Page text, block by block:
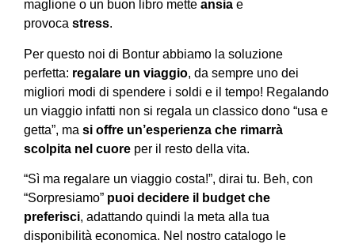
maglione o un buon libro mette ansia e
provoca stress.
Per questo noi di Bontur abbiamo la soluzione
perfetta: regalare un viaggio, da sempre uno dei
migliori modi di spendere i soldi e il tempo! Regalando
un viaggio infatti non si regala un classico dono “usa e
getta”, ma si offre un’esperienza che rimarrà
scolpita nel cuore per il resto della vita.
“Sì ma regalare un viaggio costa!”, dirai tu. Beh, con
“Sorpresiamo” puoi decidere il budget che
preferisci, adattando quindi la meta alla tua
disponibilità economica. Nel nostro catalogo le